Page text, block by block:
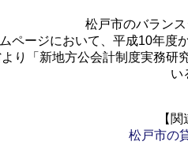
松戸市のバラン
ページにおいて、平成10年度
り「新地方公会計制度実務
い
【
松戸市の